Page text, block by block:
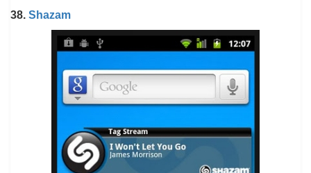
38. Shazam